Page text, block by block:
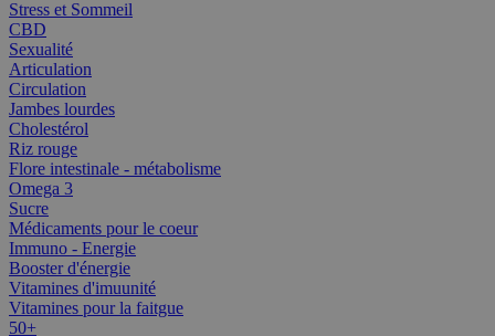
Stress et Sommeil
CBD
Sexualité
Articulation
Circulation
Jambes lourdes
Cholestérol
Riz rouge
Flore intestinale - métabolisme
Omega 3
Sucre
Médicaments pour le coeur
Immuno - Energie
Booster d'énergie
Vitamines d'imuunité
Vitamines pour la faitgue
50+